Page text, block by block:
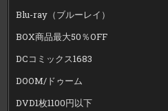
Blu-ray（ブルーレイ）
BOX商品最大50％OFF
DCコミックス1683
DOOM/ドゥーム
DVD1枚1100円以下